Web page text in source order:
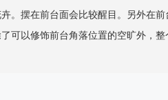
。摆在前台面会比较醒目。另外在前
可以修饰前台角落位置的空旷外，整